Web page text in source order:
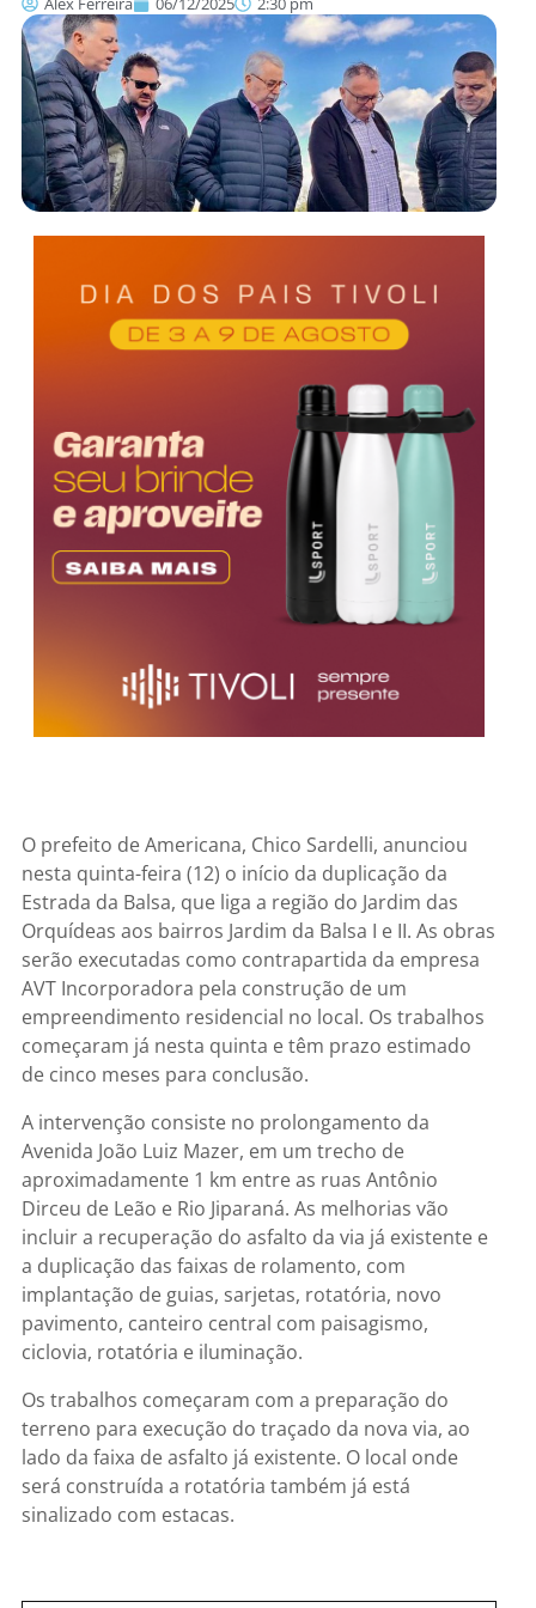
O prefeito de Americana, Chico Sardelli, anunciou
nesta quinta-feira (12) o início da duplicação da
Estrada da Balsa, que liga a região do Jardim das
Orquídeas aos bairros Jardim da Balsa I e II. As obras
serão executadas como contrapartida da empresa
AVT Incorporadora pela construção de um
empreendimento residencial no local. Os trabalhos
começaram já nesta quinta e têm prazo estimado
de cinco meses para conclusão.
A intervenção consiste no prolongamento da
Avenida João Luiz Mazer, em um trecho de
aproximadamente 1 km entre as ruas Antônio
Dirceu de Leão e Rio Jiparaná. As melhorias vão
incluir a recuperação do asfalto da via já existente e
a duplicação das faixas de rolamento, com
implantação de guias, sarjetas, rotatória, novo
pavimento, canteiro central com paisagismo,
ciclovia, rotatória e iluminação.
Os trabalhos começaram com a preparação do
terreno para execução do traçado da nova via, ao
lado da faixa de asfalto já existente. O local onde
será construída a rotatória também já está
sinalizado com estacas.